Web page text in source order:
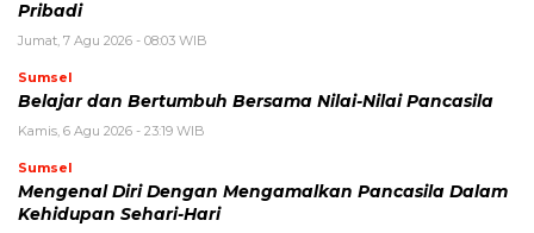
Pribadi
Jumat, 7 Agu 2026 - 08:03 WIB
Sumsel
Belajar dan Bertumbuh Bersama Nilai-Nilai Pancasila
Kamis, 6 Agu 2026 - 23:19 WIB
Sumsel
Mengenal Diri Dengan Mengamalkan Pancasila Dalam
Kehidupan Sehari-Hari